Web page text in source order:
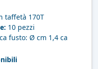
taffetà 170T
10 pezzi
fusto: Ø cm 1,4 ca